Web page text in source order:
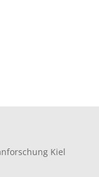
Kiel